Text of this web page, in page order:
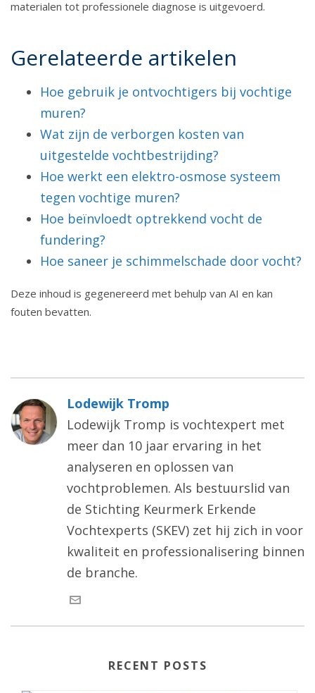
materialen tot professionele diagnose is uitgevoerd.
Gerelateerde artikelen
Hoe gebruik je ontvochtigers bij vochtige
muren?
Wat zijn de verborgen kosten van
uitgestelde vochtbestrijding?
Hoe werkt een elektro-osmose systeem
tegen vochtige muren?
Hoe beïnvloedt optrekkend vocht de
fundering?
Hoe saneer je schimmelschade door vocht?
Deze inhoud is gegenereerd met behulp van AI en kan
fouten bevatten.
Lodewijk Tromp
Lodewijk Tromp is vochtexpert met
meer dan 10 jaar ervaring in het
analyseren en oplossen van
vochtproblemen. Als bestuurslid van
de Stichting Keurmerk Erkende
Vochtexperts (SKEV) zet hij zich in voor
kwaliteit en professionalisering binnen
de branche.
RECENT POSTS